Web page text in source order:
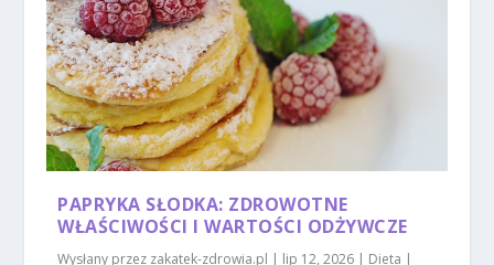
PAPRYKA SŁODKA: ZDROWOTNE
WŁAŚCIWOŚCI I WARTOŚCI ODŻYWCZE
Wysłany przez zakatek-zdrowia.pl | lip 12, 2026 | Dieta |